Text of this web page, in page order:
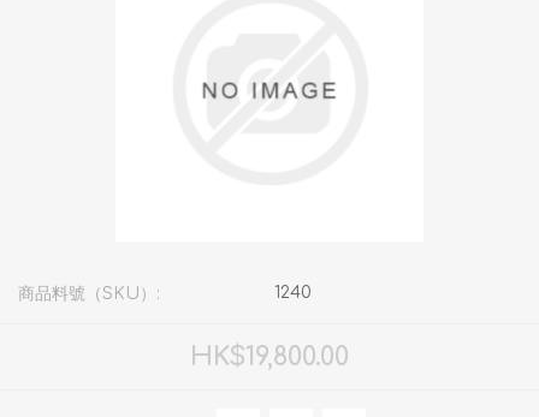
商品料號（SKU）: 1240
HK$19,800.00